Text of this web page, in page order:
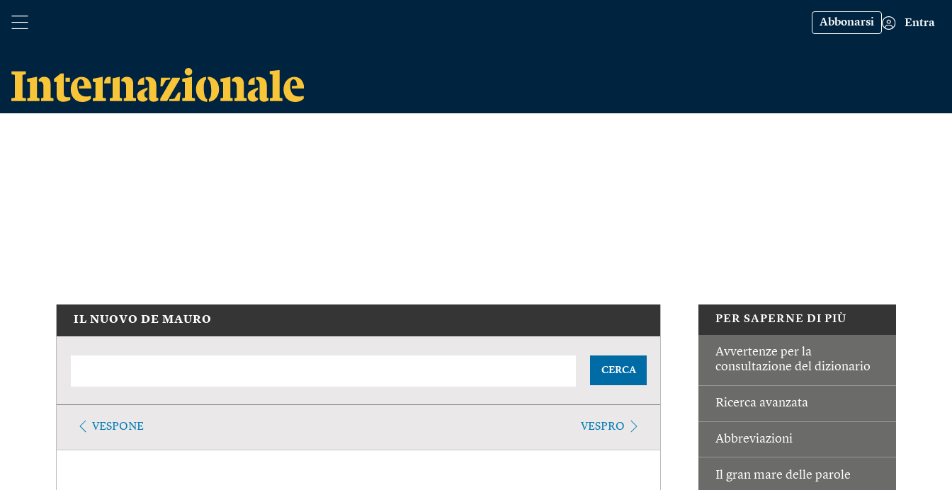
Abbonarsi Entra
PER SAPERNE DI PIÙ
Avvertenze per la
consultazione del dizionario
Ricerca avanzata
Abbreviazioni
Il gran mare delle parole
IL NUOVO DE MAURO
CERCA
VESPONE VESPRO